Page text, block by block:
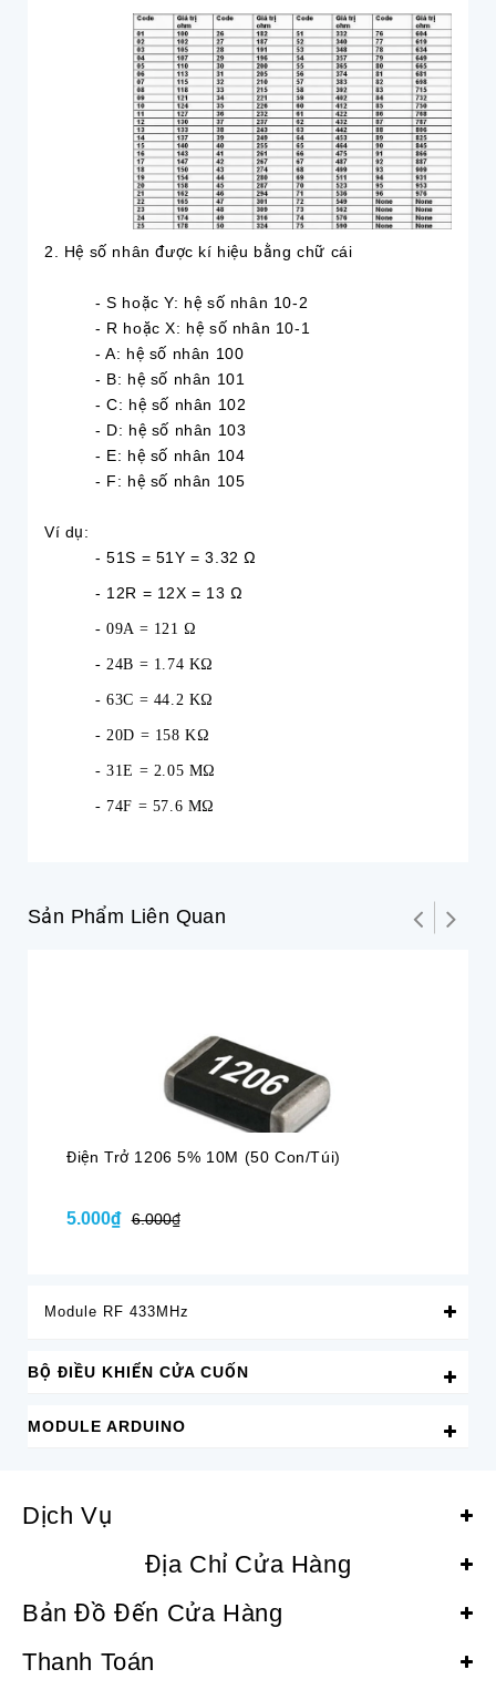
2. Hệ số nhân được kí hiệu bằng chữ cái
- S hoặc Y: hệ số nhân 10-2
- R hoặc X: hệ số nhân 10-1
- A: hệ số nhân 100
- B: hệ số nhân 101
- C: hệ số nhân 102
- D: hệ số nhân 103
- E: hệ số nhân 104
- F: hệ số nhân 105
Ví dụ:
- 51S = 51Y = 3.32 Ω
- 12R = 12X = 13 Ω
- 09A = 121 Ω
- 24B = 1.74 KΩ
- 63C = 44.2 KΩ
- 20D = 158 KΩ
- 31E = 2.05 MΩ
- 74F = 57.6 MΩ
Sản Phẩm Liên Quan
Điện Trở 1206 5% 10M (50 Con/túi)
5.000₫ 6.000₫
Module RF 433MHz
BỘ ĐIỀU KHIỂN CỬA CUỐN
MODULE ARDUINO
Dịch Vụ
Địa Chỉ Cửa Hàng
Bản Đồ Đến Cửa Hàng
Thanh Toán